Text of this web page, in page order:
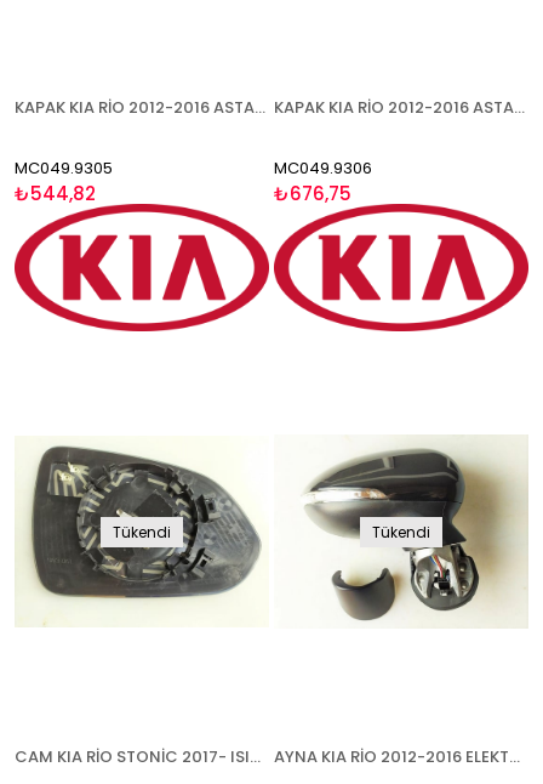
KAPAK KIA RİO 2012-2016 ASTARLI SAĞ
MC049.9305
₺544,82
KAPAK KIA RİO 2012-2016 ASTARLI SİNYALLİ TİP SOL
MC049.9306
₺676,75
Tükendi
CAM KIA RİO STONİC 2017- ISITMALI ASFERİK SOL
Tükendi
AYNA KIA RİO 2012-2016 ELEKTRİKLİ BOYANABİLİR ISITMALI SİNYALLİ SAĞ